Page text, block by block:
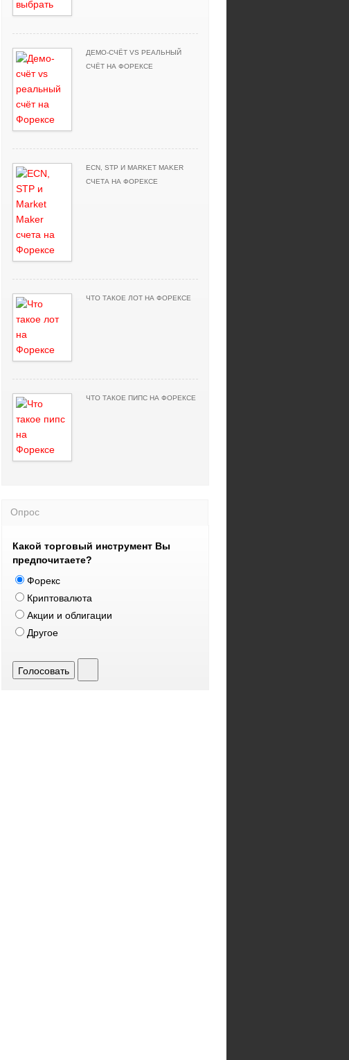
ДЕМО-СЧЁТ VS РЕАЛЬНЫЙ
СЧЁТ НА ФОРЕКСЕ
ECN, STP И MARKET MAKER
СЧЕТА НА ФОРЕКСЕ
ЧТО ТАКОЕ ЛОТ НА ФОРЕКСЕ
ЧТО ТАКОЕ ПИПС НА ФОРЕКСЕ
Опрос
Какой торговый инструмент Вы
предпочитаете?
Форекс
Криптовалюта
Акции и облигации
Другое
Голосовать